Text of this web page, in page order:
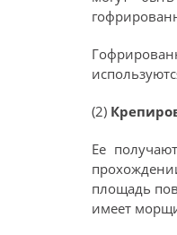
(2)
Ее
площадь
имеет